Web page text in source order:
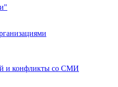
и конфликты со СМИ